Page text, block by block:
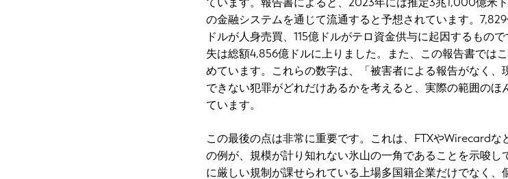
の金融システムを通じて流通すると予想されています。
ドルが人身売買、115億ドルがテロ資金供与に起因するもの
失は総額4,856億ドルに上りました。また、この報告書では
めています。これらの数字は、「被害者による報告がなく、
できない犯罪がどれだけあるかを考えると、実際の範囲のほ
ています。
この最後の点は非常に重要です。これは、FTXやWirecardな
の例が、規模が計り知れない氷山の一角であることを示唆し
に厳しい規制が課せられている上場多国籍企業だけでなく、